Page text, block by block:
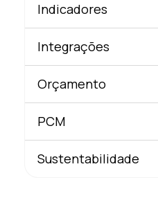
Indicadores
Integrações
Orçamento
PCM
Sustentabilidade